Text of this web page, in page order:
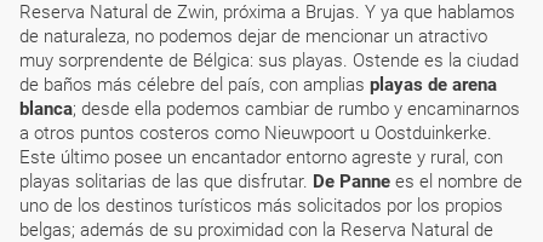
Reserva Natural de Zwin, próxima a Brujas. Y ya que hablamos
de naturaleza, no podemos dejar de mencionar un atractivo
muy sorprendente de Bélgica: sus playas. Ostende es la ciudad
de baños más célebre del país, con amplias playas de arena
blanca; desde ella podemos cambiar de rumbo y encaminarnos
a otros puntos costeros como Nieuwpoort u Oostduinkerke.
Este último posee un encantador entorno agreste y rural, con
playas solitarias de las que disfrutar. De Panne es el nombre de
uno de los destinos turísticos más solicitados por los propios
belgas; además de su proximidad con la Reserva Natural de